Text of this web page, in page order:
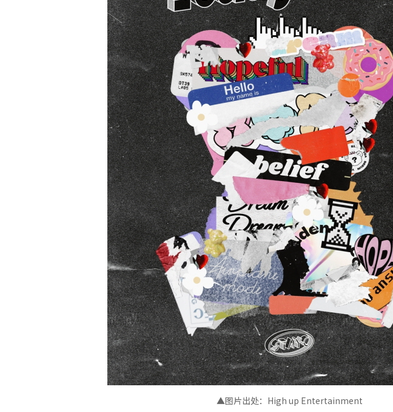
▲图片出处：High up Entertainment